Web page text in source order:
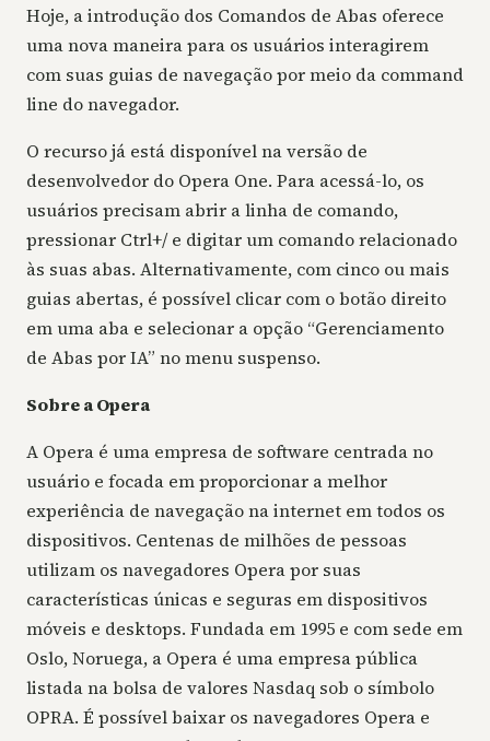
Hoje, a introdução dos Comandos de Abas oferece
uma nova maneira para os usuários interagirem
com suas guias de navegação por meio da command
line do navegador.
O recurso já está disponível na versão de
desenvolvedor do Opera One. Para acessá-lo, os
usuários precisam abrir a linha de comando,
pressionar Ctrl+/ e digitar um comando relacionado
às suas abas. Alternativamente, com cinco ou mais
guias abertas, é possível clicar com o botão direito
em uma aba e selecionar a opção “Gerenciamento
de Abas por IA” no menu suspenso.
Sobre a Opera
A Opera é uma empresa de software centrada no
usuário e focada em proporcionar a melhor
experiência de navegação na internet em todos os
dispositivos. Centenas de milhões de pessoas
utilizam os navegadores Opera por suas
características únicas e seguras em dispositivos
móveis e desktops. Fundada em 1995 e com sede em
Oslo, Noruega, a Opera é uma empresa pública
listada na bolsa de valores Nasdaq sob o símbolo
OPRA. É possível baixar os navegadores Opera e